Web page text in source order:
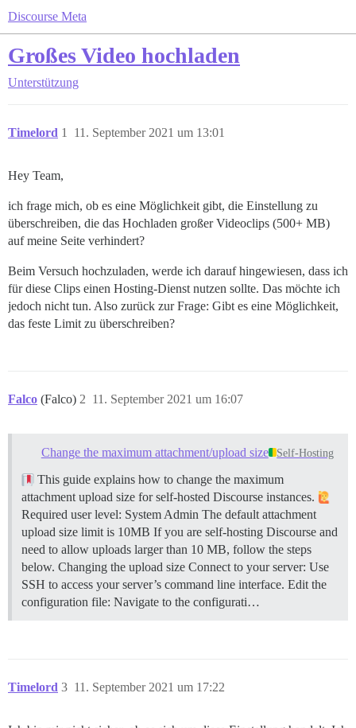
Discourse Meta
Großes Video hochladen
Unterstützung
Timelord 11. September 2021 um 13:01
1
Hey Team,
ich frage mich, ob es eine Möglichkeit gibt, die Einstellung zu
überschreiben, die das Hochladen großer Videoclips (500+ MB)
auf meine Seite verhindert?
Beim Versuch hochzuladen, werde ich darauf hingewiesen, dass ich
für diese Clips einen Hosting-Dienst nutzen sollte. Das möchte ich
jedoch nicht tun. Also zurück zur Frage: Gibt es eine Möglichkeit,
das feste Limit zu überschreiben?
Falco (Falco) 11. September 2021 um 16:07
2
Change the maximum attachment/upload size Self-Hosting
This guide explains how to change the maximum
attachment upload size for self-hosted Discourse instances.
Required user level: System Admin The default attachment
upload size limit is 10MB If you are self-hosting Discourse and
need to allow uploads larger than 10 MB, follow the steps
below. Changing the upload size Connect to your server: Use
SSH to access your server’s command line interface. Edit the
configuration file: Navigate to the configurati…
Timelord 11. September 2021 um 17:22
3